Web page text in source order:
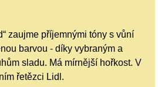
zaujme příjemnými tóny s vůní
barvou - díky vybraným a
sladu. Má mírnější hořkost. V
řetězci Lidl.